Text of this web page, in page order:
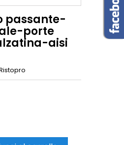
passante-
porte
aisi